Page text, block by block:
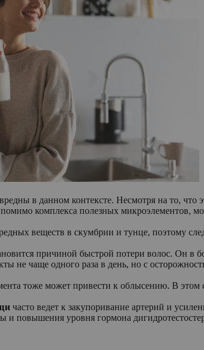
в данном контексте. Несмотря на то,
комплекса полезных микроэлементов,
веществ в скумбрии и тунце, поэтому
причиной быстрой потери волос. Он в
не чаще одного раза в день, но с
тоже может привести к облысению. В этом
часто ведет к закупоривание артерий и
и повышения уровня гормона